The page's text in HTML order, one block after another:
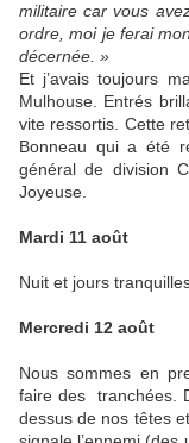
militaire car vous
ordre, moi je ferai
décernée. »
Et j’avais toujours
Mulhouse. Entrés
vite ressortis. Cette
Bonneau qui a été
général de division
Joyeuse.
Mardi 11 août
Nuit et jours
Mercredi 12 août
Nous sommes en
faire des tranchées.
dessus de nos têtes